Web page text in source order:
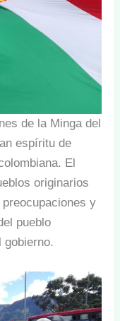
de la Minga del
espíritu de
El
originarios
y
pueblo
gobierno.